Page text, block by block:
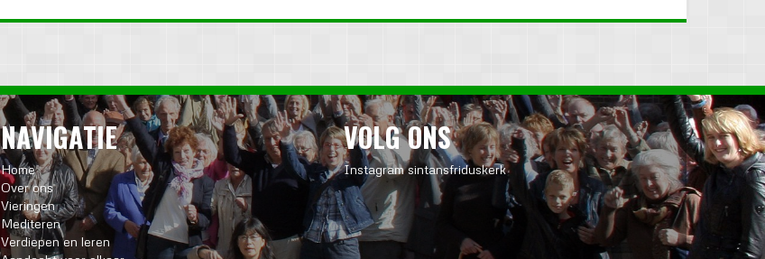
NAVIGATIE
Home
Over ons
Vieringen
Mediteren
Verdiepen en leren
VOLG ONS
Instagram sintansfriduskerk